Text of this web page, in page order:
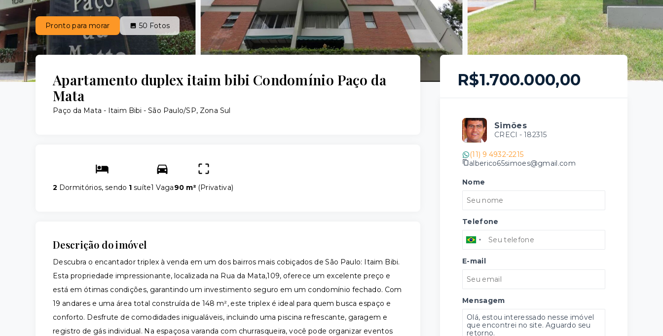
Pronto para morar 50 Fotos
Apartamento duplex itaim bibi Condomínio Paço da
Mata
Paço da Mata - Itaim Bibi - São Paulo/SP, Zona Sul
2 Dormitórios, sendo 1 suíte1 Vaga90 m² (Privativa)
Descrição do imóvel
Descubra o encantador triplex à venda em um dos bairros mais cobiçados de São Paulo: Itaim Bibi.
Esta propriedade impressionante, localizada na Rua da Mata,109, oferece um excelente preço e
está em ótimas condições, garantindo um investimento seguro em um condomínio fechado. Com
19 andares e uma área total construída de 148 m², este triplex é ideal para quem busca espaço e
conforto. Desfrute de comodidades inigualáveis, incluindo uma piscina refrescante, garagem e
registro de gás individual. Na espaçosa varanda com churrasqueira, você pode organizar eventos
R$1.700.000,00
Simões
CRECI - 182315
(11) 9 4932-2215
alberico65simoes@gmail.com
Nome
Telefone
E-mail
Mensagem